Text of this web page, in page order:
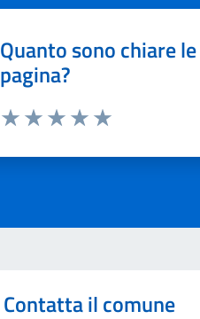
Quanto sono chiare
pagina?
Contatta il comune